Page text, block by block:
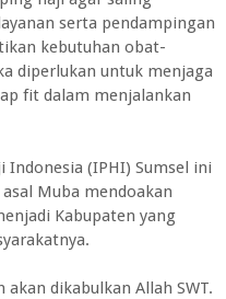
serta pendampingan
kebutuhan obat-
diperlukan untuk menjaga
fit dalam menjalankan
Indonesia (IPHI) Sumsel ini
Muba mendoakan
Kabupaten yang
dikabulkan Allah SWT.